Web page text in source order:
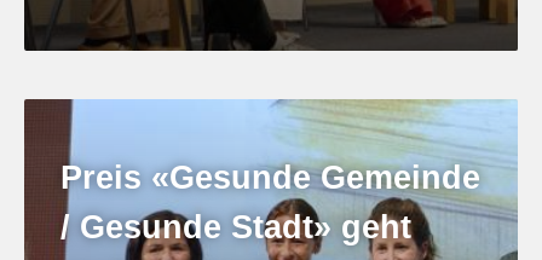
Preis «Gesunde Gemeinde
/ Gesunde Stadt» geht